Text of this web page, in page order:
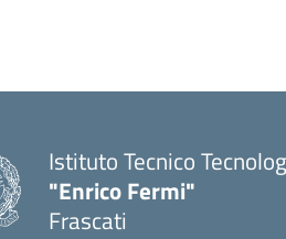
Istituto Tecnico
"Enrico Fermi"
Frascati